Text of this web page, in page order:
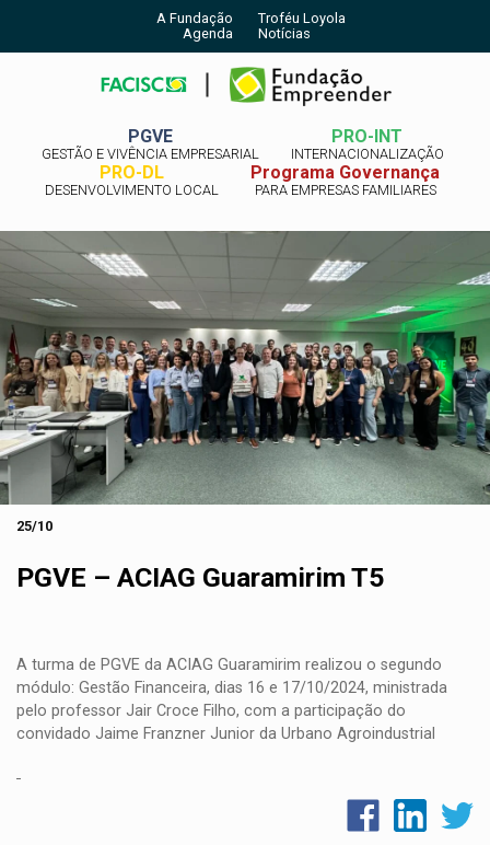
A Fundação
Troféu Loyola
Agenda
Notícias
PGVE
GESTÃO E VIVÊNCIA EMPRESARIAL
PRO-INT
INTERNACIONALIZAÇÃO
PRO-DL
DESENVOLVIMENTO LOCAL
Programa Governança
PARA EMPRESAS FAMILIARES
25/10
PGVE – ACIAG Guaramirim T5
A turma de PGVE da ACIAG Guaramirim realizou o segundo
módulo: Gestão Financeira, dias 16 e 17/10/2024, ministrada
pelo professor Jair Croce Filho, com a participação do
convidado Jaime Franzner Junior da Urbano Agroindustrial